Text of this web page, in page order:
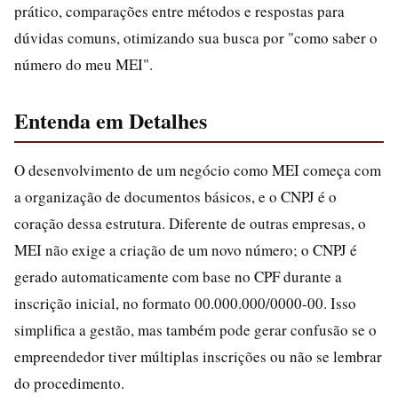
prático, comparações entre métodos e respostas para
dúvidas comuns, otimizando sua busca por "como saber o
número do meu MEI".
Entenda em Detalhes
O desenvolvimento de um negócio como MEI começa com
a organização de documentos básicos, e o CNPJ é o
coração dessa estrutura. Diferente de outras empresas, o
MEI não exige a criação de um novo número; o CNPJ é
gerado automaticamente com base no CPF durante a
inscrição inicial, no formato 00.000.000/0000-00. Isso
simplifica a gestão, mas também pode gerar confusão se o
empreendedor tiver múltiplas inscrições ou não se lembrar
do procedimento.